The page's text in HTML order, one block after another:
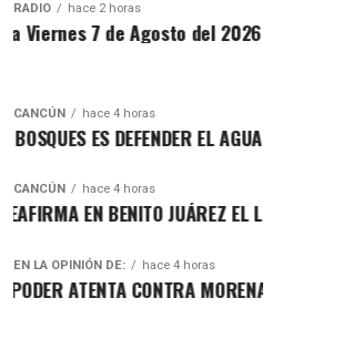
RADIO hace 2 horas
7 de Agosto del 2026
CANCÚN hace 4 horas
ES DEFENDER EL AGUA Y EL FUTURO
CANCÚN hace 4 horas
EN BENITO JUÁREZ EL LLAMADO A
EN LA OPINIÓN DE: hace 4 horas
ATENTA CONTRA MORENA EN Q.ROO